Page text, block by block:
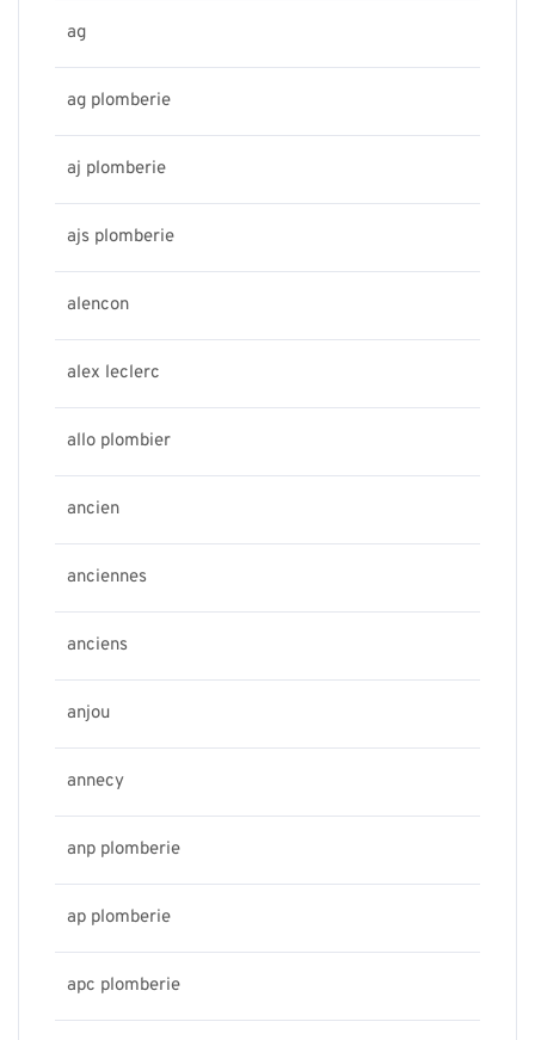
ag
ag plomberie
aj plomberie
ajs plomberie
alencon
alex leclerc
allo plombier
ancien
anciennes
anciens
anjou
annecy
anp plomberie
ap plomberie
apc plomberie